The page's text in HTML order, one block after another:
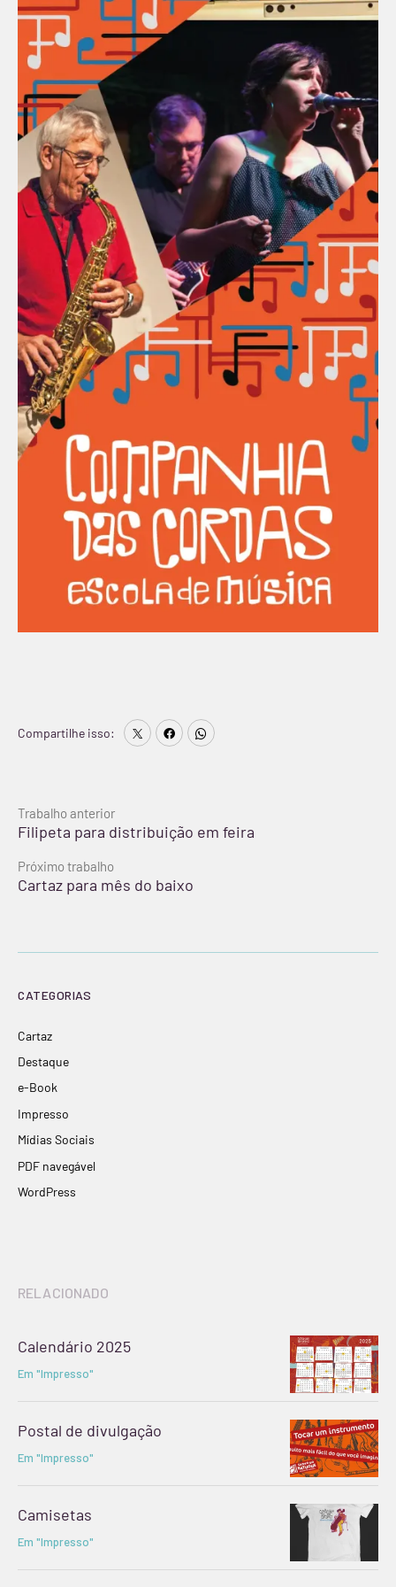
Continue
lendo
Trabalho anterior
Filipeta para distribuição em feira
Próximo trabalho
Cartaz para mês do baixo
Compartilhe isso:
CATEGORIAS
Cartaz
Destaque
e-Book
Impresso
Mídias Sociais
PDF navegável
WordPress
RELACIONADO
Calendário 2025
Em "Impresso"
Postal de divulgação
Em "Impresso"
Camisetas
Em "Impresso"